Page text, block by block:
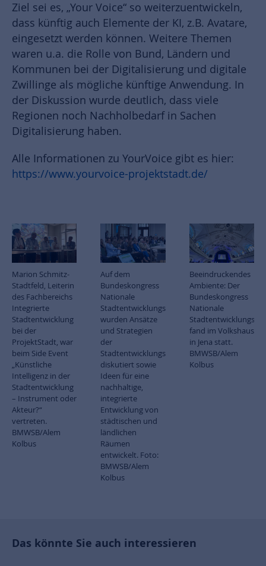
Ziel sei es, „Your Voice“ so weiterzuentwickeln,
dass künftig auch Elemente der KI, z.B. Avatare,
eingesetzt werden können. Weitere Themen
waren u.a. die Rolle von Bund, Ländern und
Kommunen bei der Digitalisierung und digitale
Zwillinge als mögliche künftige Anwendung. In
der Diskussion wurde deutlich, dass viele
Regionen noch Nachholbedarf in Sachen
Digitalisierung haben.
Alle Informationen zu YourVoice gibt es hier:
https://www.yourvoice-projektstadt.de/
Marion Schmitz-
Stadtfeld, Leiterin
des Fachbereichs
Integrierte
Stadtentwicklung
bei der
ProjektStadt, war
beim Side Event
„Künstliche
Intelligenz in der
Stadtentwicklung
– Instrument oder
Akteur?“
vertreten.
BMWSB/Alem
Kolbus
Auf dem
Bundeskongress
Nationale
Stadtentwicklungspolitik
wurden Ansätze
und Strategien
der
Stadtentwicklungspolitik
diskutiert sowie
Ideen für eine
nachhaltige,
integrierte
Entwicklung von
städtischen und
ländlichen
Räumen
entwickelt. Foto:
BMWSB/Alem
Kolbus
Beeindruckendes
Ambiente: Der
Bundeskongress
Nationale
fand im Volkshaus
in Jena statt.
BMWSB/Alem
Kolbus
Das könnte Sie auch interessieren